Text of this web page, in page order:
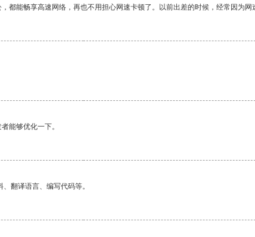
都能畅享高速网络，再也不用担心网速卡顿了。以前出差的时候，经常因为
能够优化一下。
翻译语言、编写代码等。